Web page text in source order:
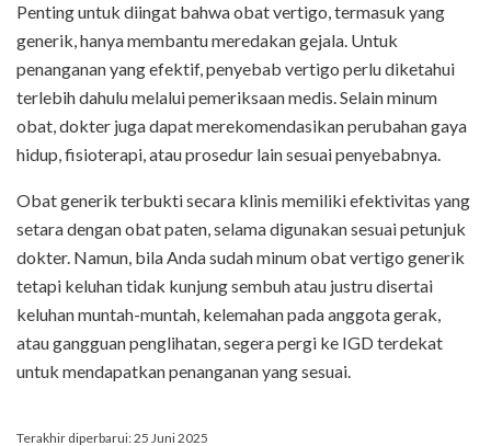
Penting untuk diingat bahwa obat vertigo, termasuk yang
generik, hanya membantu meredakan gejala. Untuk
penanganan yang efektif, penyebab vertigo perlu diketahui
terlebih dahulu melalui pemeriksaan medis. Selain minum
obat, dokter juga dapat merekomendasikan perubahan gaya
hidup, fisioterapi, atau prosedur lain sesuai penyebabnya.
Obat generik terbukti secara klinis memiliki efektivitas yang
setara dengan obat paten, selama digunakan sesuai petunjuk
dokter. Namun, bila Anda sudah minum obat vertigo generik
tetapi keluhan tidak kunjung sembuh atau justru disertai
keluhan muntah-muntah, kelemahan pada anggota gerak,
atau gangguan penglihatan, segera pergi ke IGD terdekat
untuk mendapatkan penanganan yang sesuai.
Terakhir diperbarui: 25 Juni 2025